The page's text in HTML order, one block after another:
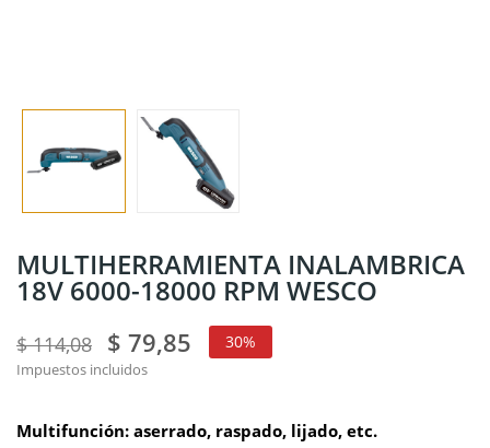
MULTIHERRAMIENTA INALAMBRICA
18V 6000-18000 RPM WESCO
$ 114,08 $ 79,85 30%
Impuestos incluidos
Multifunción: aserrado, raspado, lijado, etc.